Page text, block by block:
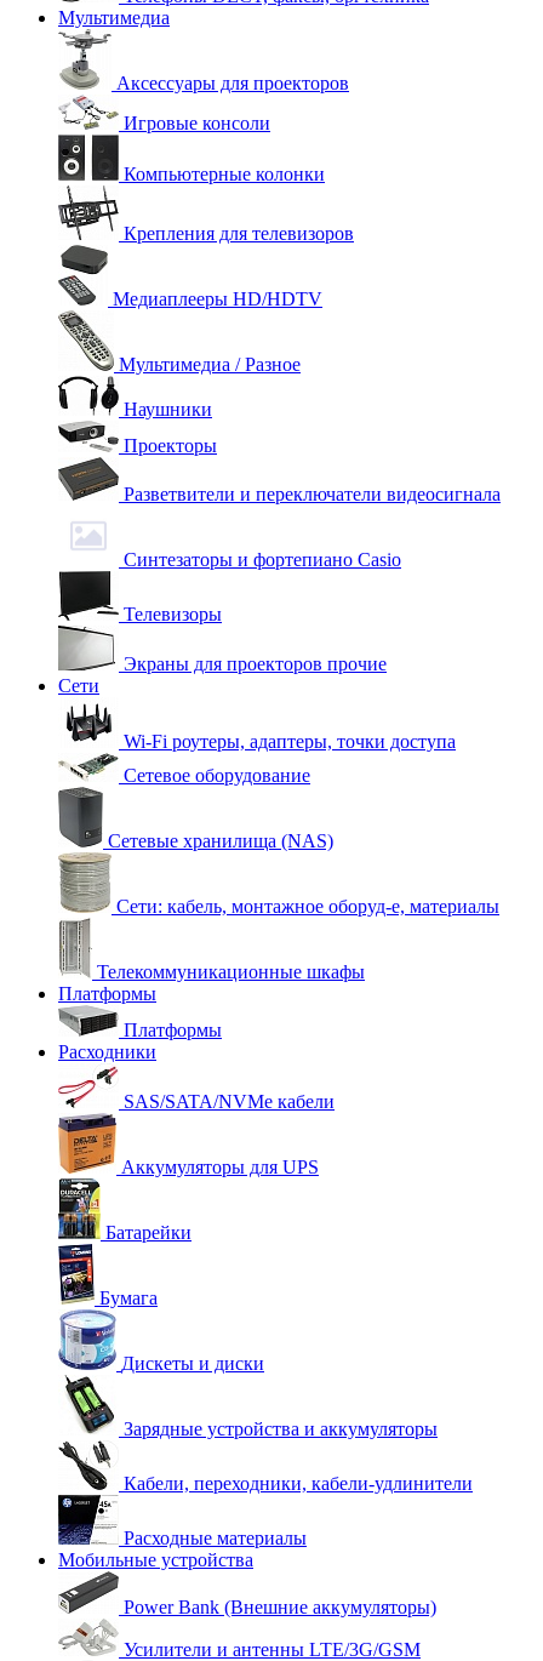
Мультимедиа
Аксессуары для проекторов
Игровые консоли
Компьютерные колонки
Крепления для телевизоров
Медиаплееры HD/HDTV
Мультимедиа / Разное
Наушники
Проекторы
Разветвители и переключатели видеосигнала
Синтезаторы и фортепиано Casio
Телевизоры
Экраны для проекторов прочие
Сети
Wi-Fi роутеры, адаптеры, точки доступа
Сетевое оборудование
Сетевые хранилища (NAS)
Сети: кабель, монтажное оборуд-е, материалы
Телекоммуникационные шкафы
Платформы
Платформы
Расходники
SAS/SATA/NVMe кабели
Аккумуляторы для UPS
Батарейки
Бумага
Дискеты и диски
Зарядные устройства и аккумуляторы
Кабели, переходники, кабели-удлинители
Расходные материалы
Мобильные устройства
Power Bank (Внешние аккумуляторы)
Усилители и антенны LTE/3G/GSM